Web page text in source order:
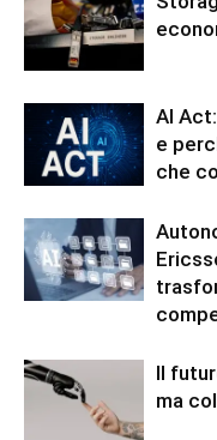
AI
e
che
Il
ma